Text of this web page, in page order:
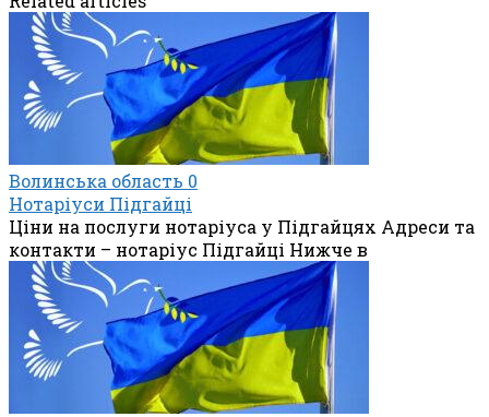
Волинська область 0
Нотаріуси Підгайці
Ціни на послуги нотаріуса у Підгайцях Адреси та
контакти – нотаріус Підгайці Нижче в